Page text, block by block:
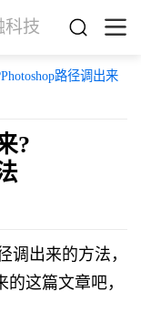
科技
路径调出来
?
调出来的方法，
这篇文章吧，